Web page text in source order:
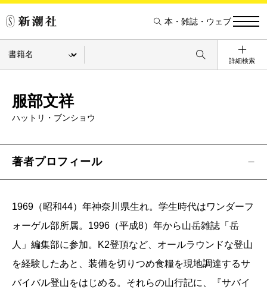
本・雑誌・ウェブ
詳細検索
服部文祥
ハットリ・ブンショウ
著者プロフィール
1969（昭和44）年神奈川県生れ。学生時代はワンダーフ
ォーゲル部所属。1996（平成8）年から山岳雑誌「岳
人」編集部に参加。K2登頂など、オールラウンドな登山
を経験したあと、装備を切りつめ食糧を現地調達するサ
バイバル登山をはじめる。それらの山行記に、『サバイ